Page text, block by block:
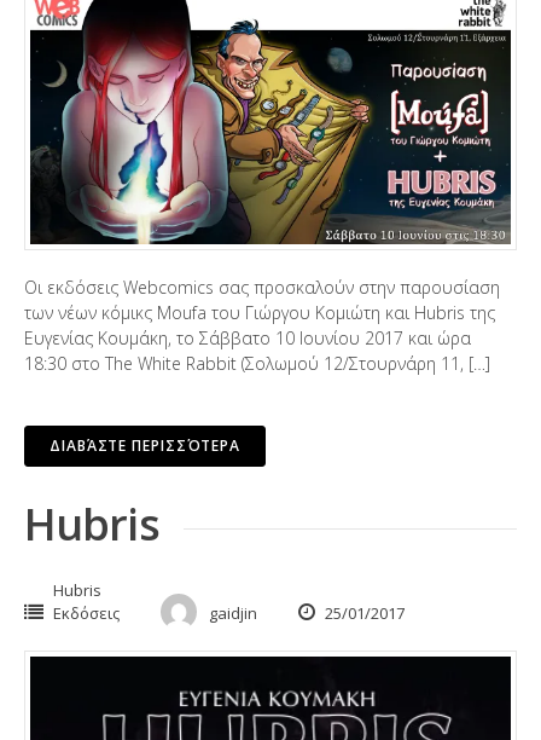
Οι εκδόσεις Webcomics σας προσκαλούν στην παρουσίαση
των νέων κόμικς Moufa του Γιώργου Κομιώτη και Hubris της
Ευγενίας Κουμάκη, το Σάββατο 10 Ιουνίου 2017 και ώρα
18:30 στο The White Rabbit (Σολωμού 12/Στουρνάρη 11, […]
ΔΙΑΒΆΣΤΕ ΠΕΡΙΣΣΌΤΕΡΑ
Hubris
Hubris
Εκδόσεις
gaidjin 25/01/2017